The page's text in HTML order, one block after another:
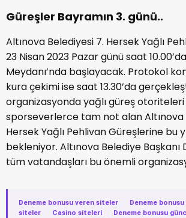
Güreşler Bayramın 3. günü..
Altınova Belediyesi 7. Hersek Yağlı
23 Nisan 2023 Pazar günü saat
Meydanı’nda başlayacak. Protokol
kura çekimi ise saat 13.30’da
organizasyonda yağlı güreş
sporseverlerce tam not alan Altınova
Hersek Yağlı Pehlivan Güreşlerine bu
bekleniyor. Altınova Belediye Başkanı
tüm vatandaşları bu önemli
Deneme bonusu veren siteler · Deneme bonusu
siteler
· Casino siteleri · Deneme bonusu